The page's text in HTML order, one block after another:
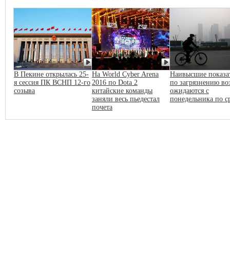
В Пекине открылась 25-
я сессия ПК ВСНП 12-го
созыва
На World Cyber Arena
2016 по Dota 2
китайские команды
заняли весь пьедестал
почета
Наивысшие
по загрязнению
ожидаются с
понедельника по